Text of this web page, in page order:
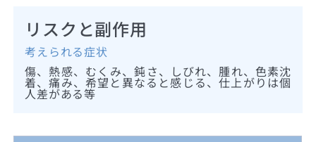
リスクと副作用
考えられる症状
傷、熱感、むくみ、鈍さ、しびれ、腫れ、色素沈
着、痛み、希望と異なると感じる、仕上がりは個
人差がある等